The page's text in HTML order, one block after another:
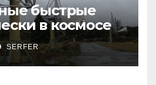
быстрые
в космосе
более
SERFER